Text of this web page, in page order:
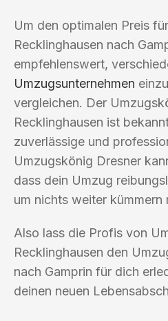
Um den optimalen Preis
Recklinghausen nach
empfehlenswert,
Umzugsunternehmen
vergleichen. Der
Recklinghausen ist
zuverlässige und
Umzugskönig Dresner
dass dein Umzug
um nichts weiter kümmern
Also lass die Profis von
Recklinghausen den
nach Gamprin für dich
deinen neuen